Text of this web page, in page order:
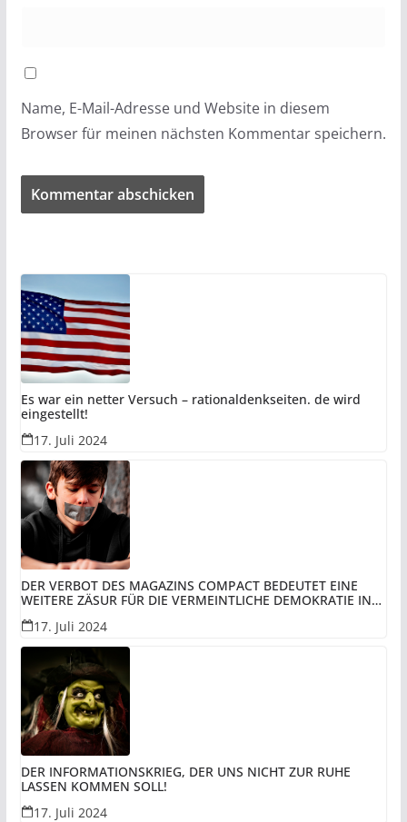
Name, E-Mail-Adresse und Website in diesem
Browser für meinen nächsten Kommentar speichern.
Es war ein netter Versuch – rationaldenkseiten. de wird
eingestellt!
17. Juli 2024
DER VERBOT DES MAGAZINS COMPACT BEDEUTET EINE
WEITERE ZÄSUR FÜR DIE VERMEINTLICHE DEMOKRATIE IN
UND PERSPEKTIVISCH DEN UNTERGANG DER DEUTSCHEN!
17. Juli 2024
DER INFORMATIONSKRIEG, DER UNS NICHT ZUR RUHE
LASSEN KOMMEN SOLL!
17. Juli 2024